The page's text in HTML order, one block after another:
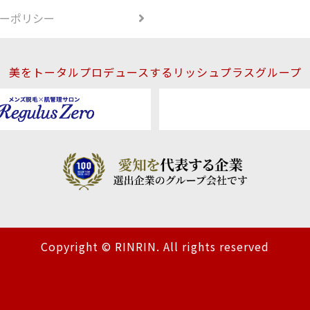
ポリシー
美をトータルプロデュースするリッシュプラスグループ
Copyright © RINRIN. All rights reserved